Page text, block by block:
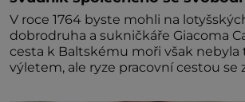
V roce 1764 byste mohli na
dobrodruha a sukničkáře Giacoma
cesta k Baltskému moři však
výletem, ale ryze pracovní cestou se